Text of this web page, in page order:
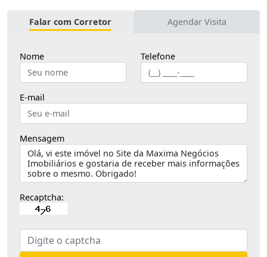
Falar com Corretor Agendar Visita
Nome Telefone
E-mail
Mensagem
Recaptcha: